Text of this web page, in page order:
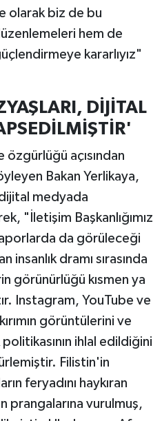
olarak biz de bu
hem de
kararlıyız"
DİJİTAL
açısından
Bakan Yerlikaya,
medyada
"İletişim Başkanlığımız
da görüleceği
dramı sırasında
görünürlüğü kısmen ya
Instagram, YouTube ve
görüntülerini ve
politikasının ihlal edildiğini
Filistin'in
feryadını haykıran
prangalarına vurulmuş,